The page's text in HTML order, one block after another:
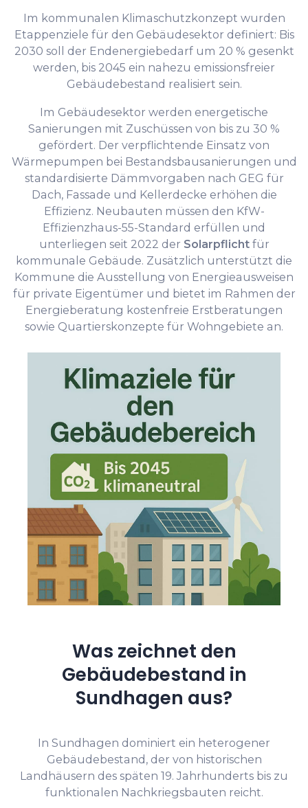
Im kommunalen Klimaschutzkonzept wurden
Etappenziele für den Gebäudesektor definiert: Bis
2030 soll der Endenergiebedarf um 20 % gesenkt
werden, bis 2045 ein nahezu emissionsfreier
Gebäudebestand realisiert sein.
Im Gebäudesektor werden energetische
Sanierungen mit Zuschüssen von bis zu 30 %
gefördert. Der verpflichtende Einsatz von
Wärmepumpen bei Bestandsbausanierungen und
standardisierte Dämmvorgaben nach GEG für
Dach, Fassade und Kellerdecke erhöhen die
Effizienz. Neubauten müssen den KfW-
Effizienzhaus-55-Standard erfüllen und
unterliegen seit 2022 der Solarpflichtfür
kommunale Gebäude. Zusätzlich unterstützt die
Kommune die Ausstellung von Energieausweisen
für private Eigentümer und bietet im Rahmen der
Energieberatung kostenfreie Erstberatungen
sowie Quartierskonzepte für Wohngebiete an.
Was zeichnet den
Gebäudebestand in
Sundhagen aus?
In Sundhagen dominiert ein heterogener
Gebäudebestand, der von historischen
Landhäusern des späten 19. Jahrhunderts bis zu
funktionalen Nachkriegsbauten reicht.